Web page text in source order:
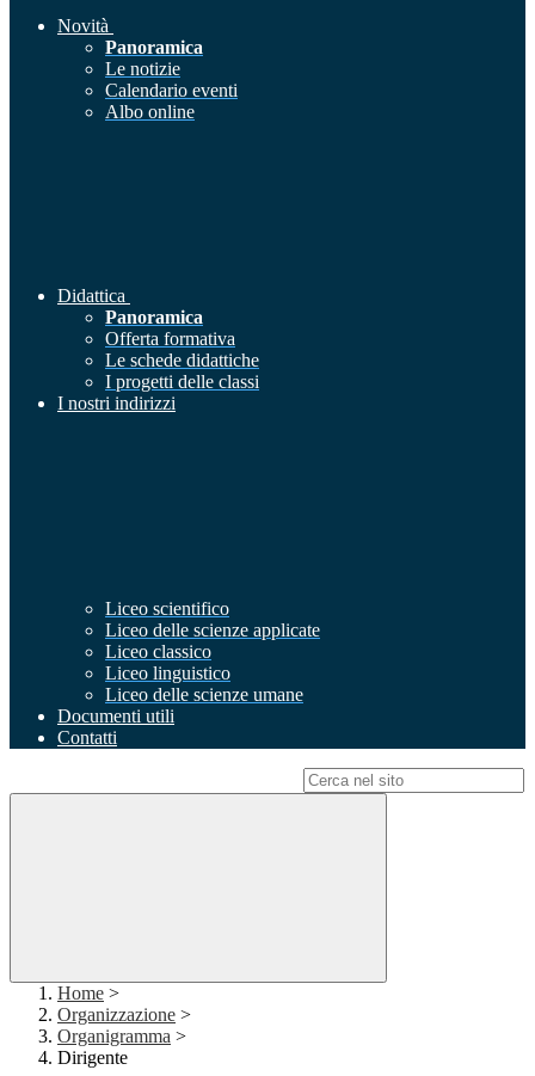
Novità
Panoramica
Le notizie
Calendario eventi
Albo online
Didattica
Panoramica
Offerta formativa
Le schede didattiche
I progetti delle classi
I nostri indirizzi
Liceo scientifico
Liceo delle scienze applicate
Liceo classico
Liceo linguistico
Liceo delle scienze umane
Documenti utili
Contatti
Home >
Organizzazione >
Organigramma >
Dirigente